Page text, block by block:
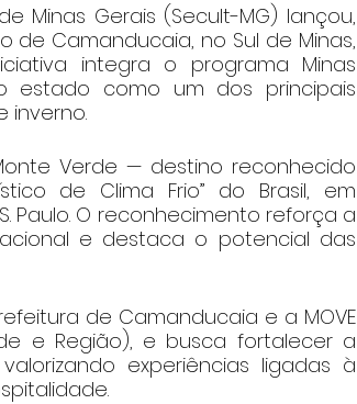
Minas Gerais (Secult-MG) lançou,
de Camanducaia, no Sul de Minas,
integra o programa Minas
estado como um dos principais
inverno.
Verde — destino reconhecido
de Clima Frio” do Brasil, em
Paulo. O reconhecimento reforça a
e destaca o potencial das
de Camanducaia e a MOVE
e Região), e busca fortalecer a
experiências ligadas à